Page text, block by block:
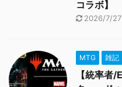
コラボ】
2026/7/27
MTG 雑記
【統率者